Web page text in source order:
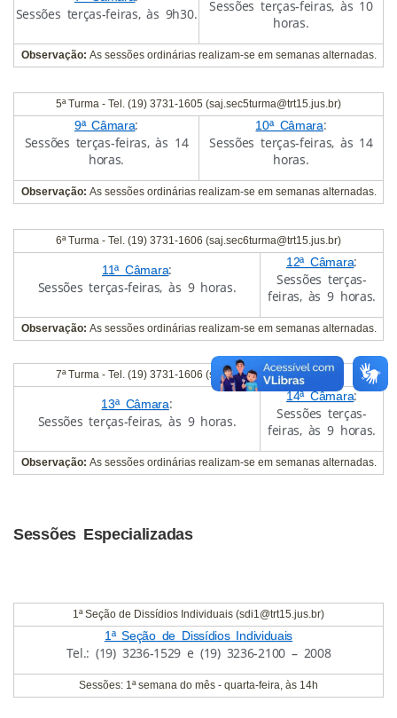
Sessões terças-feiras, às 9h30.
Sessões terças-feiras, às 10
horas.
Observação: As sessões ordinárias realizam-se em semanas alternadas.
5ª Turma - Tel. (19) 3731-1605 (saj.sec5turma@trt15.jus.br)
9ª Câmara:
Sessões terças-feiras, às 14
horas.
10ª Câmara:
Sessões terças-feiras, às 14
horas.
Observação: As sessões ordinárias realizam-se em semanas alternadas.
6ª Turma - Tel. (19) 3731-1606 (saj.sec6turma@trt15.jus.br)
11ª Câmara:
Sessões terças-feiras, às 9 horas.
12ª Câmara:
Sessões terças-
feiras, às 9 horas.
Observação: As sessões ordinárias realizam-se em semanas alternadas.
7ª Turma - Tel. (19) 3731-1606 (saj.sec7turma@trt15.jus.br)
13ª Câmara:
Sessões terças-feiras, às 9 horas.
14ª Câmara:
Sessões terças-
feiras, às 9 horas.
Observação: As sessões ordinárias realizam-se em semanas alternadas.
Sessões Especializadas
1ª Seção de Dissídios Individuais (sdi1@trt15.jus.br)
1ª Seção de Dissídios Individuais
Tel.: (19) 3236-1529 e (19) 3236-2100 – 2008
Sessões: 1ª semana do mês - quarta-feira, às 14h